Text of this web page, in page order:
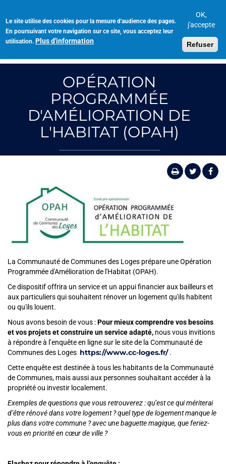
Le site utilise des cookies pour la mesure d'audience des pages.
En poursuivant votre navigation sur ce site, vous acceptez leur
utilisation. Plus d'information
OK,
j'accepte
Refuser
contenu
principal
OPÉRATION
PROGRAMMÉE
D'AMÉLIORATION DE
L'HABITAT (OPAH)
La Communauté de Communes des Loges prépare une Opération
Programmée d'Amélioration de l'Habitat (OPAH).
Ce dispositif offrira un service et un appui financier aux bailleurs et
aux particuliers qui souhaitent rénover un logement qu'ils habitent
ou qu'ils louent.
Nous avons besoin de vous :Pour mieux comprendre vos besoins
et vos projets et construire un service adapté, nous vous invitions
à répondre à l’enquête en ligne sur le site de la Communauté de
Communes des Loges https://www.cc-loges.fr/.
Cette enquête est destinée à tous les habitants de la Communauté
de Communes, mais aussi aux personnes souhaitant accéder à la
propriété ou investir localement.
Exemples de questions que vous retrouverez : qu’est ce qui mériterai
d’être rénové dans votre logement ? quel type de logement manque le
plus dans votre commune ? avec une baguette magique, que feriez-
vous en priorité en cœur de ville ?